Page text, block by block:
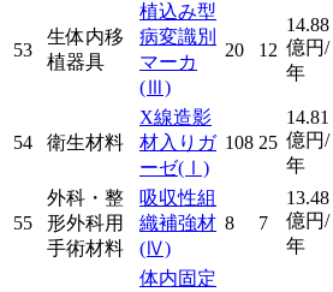
53
生体内移
植器具
植込み型
病変識別
マーカ
(Ⅲ)
20 12
14.88
億円/
年
54 衛生材料
X線造影
材入りガ
ーゼ(Ⅰ)
108 25
14.81
億円/
年
55
外科・整
形外科用
手術材料
吸収性組
織補強材
(Ⅳ)
8 7
13.48
億円/
年
体内固定